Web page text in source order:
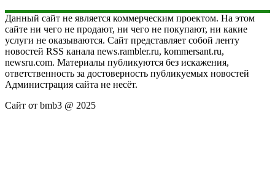
Данный сайт не является коммерческим проектом. На этом
сайте ни чего не продают, ни чего не покупают, ни какие
услуги не оказываются. Сайт представляет собой ленту
новостей RSS канала news.rambler.ru, kommersant.ru,
newsru.com. Материалы публикуются без искажения,
ответственность за достоверность публикуемых новостей
Администрация сайта не несёт.
Сайт от bmb3 @ 2025